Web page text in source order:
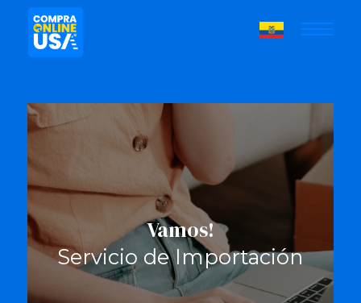
Vamos!
Servicio de Importación